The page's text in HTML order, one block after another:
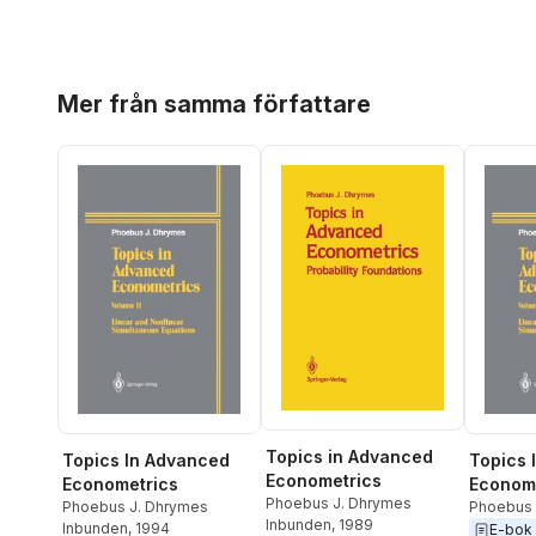
Mer från samma författare
Topics In Advanced
Econometrics
Phoebus J. Dhrymes
Inbunden, 1994
Topics in Advanced
Econometrics
Phoebus J. Dhrymes
Inbunden, 1989
Topics
Phoebus
E-bok